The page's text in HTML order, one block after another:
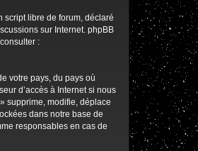
script libre de forum, déclaré
sur Internet. phpBB
:
votre pays, du pays où
d’accès à Internet si nous
supprime, modifie, déplace
dans notre base de
responsables en cas de